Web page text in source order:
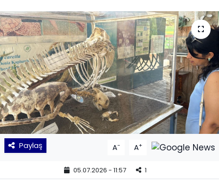
Paylaş A- A+
05.07.2026 - 11:57 1
POLİTİKA
SAĞLIK
Siyaset
SPOR
TEKNOLOJİ
Yaşam
YEREL POLİTİKA